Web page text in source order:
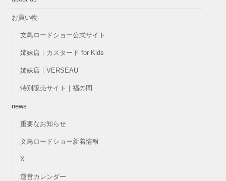
お買い物
文鳥ロードショー公式サイト
姉妹店｜カスタード for Kids
姉妹店｜VERSEAU
特別販売サイト｜福の間
news
重要なお知らせ
文鳥ロードショー新着情報
X
運営カレンダー